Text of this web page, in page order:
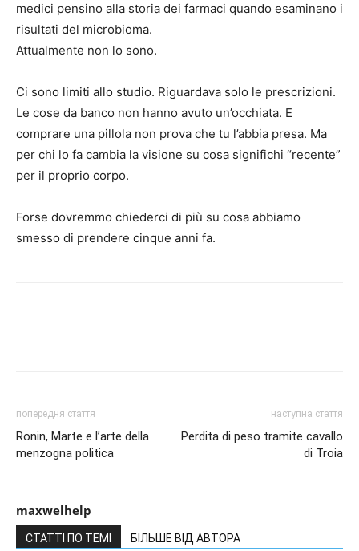
medici pensino alla storia dei farmaci quando esaminano i
risultati del microbioma.
Attualmente non lo sono.
Ci sono limiti allo studio. Riguardava solo le prescrizioni.
Le cose da banco non hanno avuto un’occhiata. E
comprare una pillola non prova che tu l’abbia presa. Ma
per chi lo fa cambia la visione su cosa significhi “recente”
per il proprio corpo.
Forse dovremmo chiederci di più su cosa abbiamo
smesso di prendere cinque anni fa.
попередня стаття
Ronin, Marte e l’arte della
menzogna politica
наступна стаття
Perdita di peso tramite cavallo
di Troia
maxwelhelp
СТАТТІ ПО ТЕМІ БІЛЬШЕ ВІД АВТОРА